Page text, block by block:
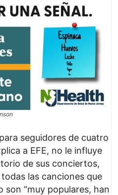
seguidores de cuatro
a EFE, no le influye
de sus conciertos,
las canciones que
son “muy populares, han